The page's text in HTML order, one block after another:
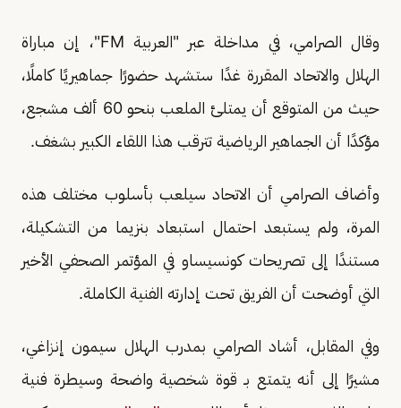
وقال الصرامي، في مداخلة عبر "العربية FM"، إن مباراة
الهلال والاتحاد المقررة غدًا ستشهد حضورًا جماهيريًا كاملًا،
حيث من المتوقع أن يمتلئ الملعب بنحو 60 ألف مشجع،
مؤكدًا أن الجماهير الرياضية تترقب هذا اللقاء الكبير بشغف.
وأضاف الصرامي أن الاتحاد سيلعب بأسلوب مختلف هذه
المرة، ولم يستبعد احتمال استبعاد بنزيما من التشكيلة،
مستندًا إلى تصريحات كونسيساو في المؤتمر الصحفي الأخير
التي أوضحت أن الفريق تحت إدارته الفنية الكاملة.
وفي المقابل، أشاد الصرامي بمدرب الهلال سيمون إنزاغي،
مشيرًا إلى أنه يتمتع بـ قوة شخصية واضحة وسيطرة فنية